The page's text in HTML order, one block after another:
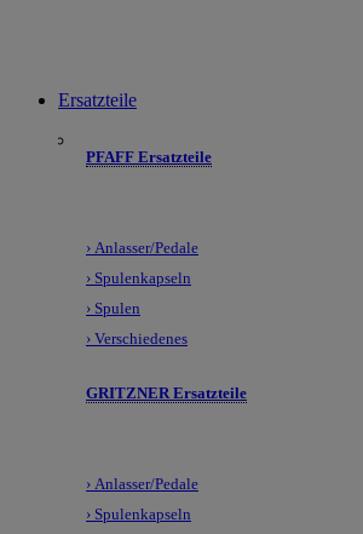
Ersatzteile
PFAFF Ersatzteile
› Anlasser/Pedale
› Spulenkapseln
› Spulen
› Verschiedenes
GRITZNER Ersatzteile
› Anlasser/Pedale
› Spulenkapseln